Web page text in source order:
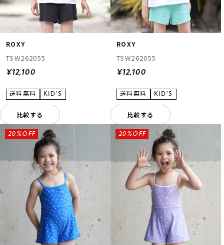
ROXY
TSW262055
¥12,100
比較する
ROXY
TSW262055
¥12,100
比較する
20%OFF 20%OFF